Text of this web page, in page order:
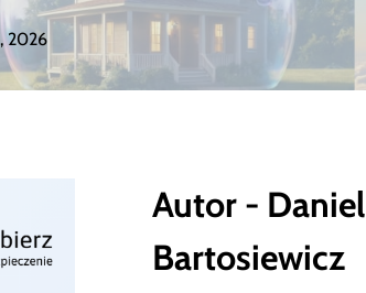
2026
Autor - Daniel
Bartosiewicz